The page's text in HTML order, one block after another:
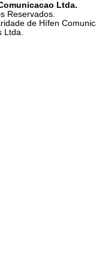
Ltda.
Reservados.
de Hífen
Ltda.